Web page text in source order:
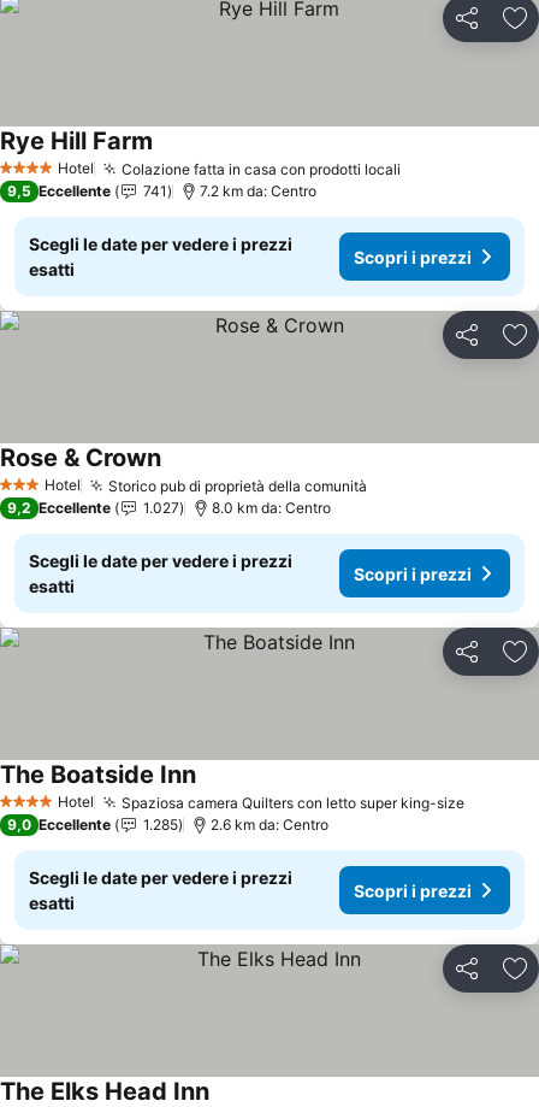
Condividi
4 Stelle Hotel Colazione fatta in casa con prodotti locali
Rye Hill Farm
9,5 Eccellente 741 7.2 km da: Centro
Scegli le date per vedere i prezzi
esatti
Scopri i prezzi
Condividi
3 StelleHotel Storico pub di proprietà della comunità
Rose & Crown
9,2 Eccellente 1.027 8.0 km da: Centro
Scegli le date per vedere i prezzi
esatti
Scopri i prezzi
Condividi
4 Stelle Hotel Spaziosa camera Quilters con letto super king-size
The Boatside Inn
9,0 Eccellente 1.285 2.6 km da: Centro
Scegli le date per vedere i prezzi
esatti
Scopri i prezzi
Condividi
The Elks Head Inn